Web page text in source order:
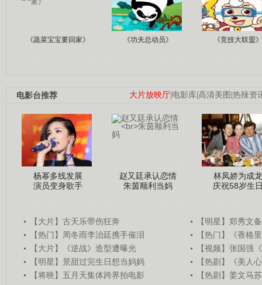
《蔬菜宝宝要回家》 《功夫总动员》 《竞技大联盟》
大片放映厅|电影库|高清美图 |热辣资
电影台推荐
杨幂多线发展
演员变身歌手
赵又廷承认恋情
朱茵顺利当妈
林凤娇为成龙
庆祝58岁生
【大片】古天乐带伤狂奔
【明星】郑秀文
【热门】周冬雨李治廷携手催泪
【热门】《香格
【大片】《逆战》造型遭曝光
【视频】张国强
【明星】景甜过完生日想当妈妈
【热剧】《美人
【将映】五月天集体跨界拍电影
【热剧】姜文马